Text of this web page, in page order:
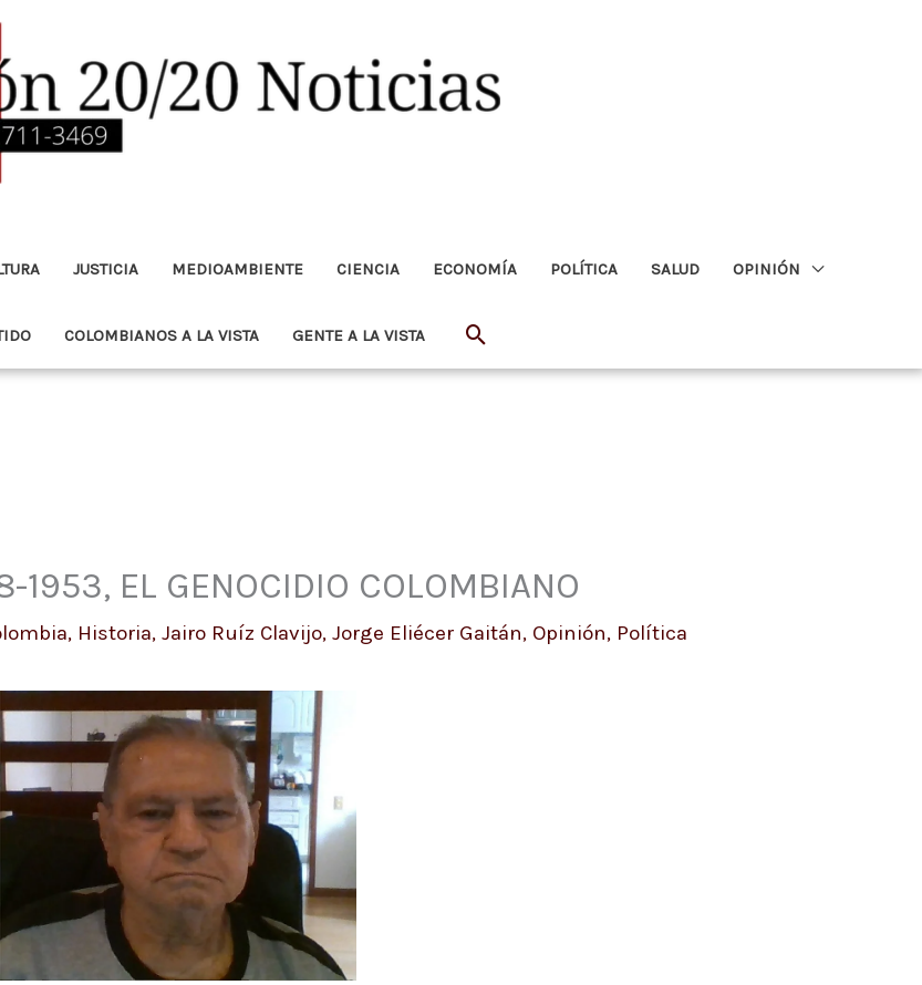
JUSTICIA MEDIOAMBIENTE CIENCIA ECONOMÍA POLÍTICA SALUD OPINIÓN
COLOMBIANOS A LA VISTA GENTE A LA VISTA Buscar
1953, EL GENOCIDIO COLOMBIANO
, Historia, Jairo Ruíz Clavijo, Jorge Eliécer Gaitán, Opinión, Política